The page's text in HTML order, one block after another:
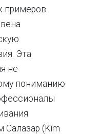
примеров
Эта
не
пониманию
Салазар (Kim